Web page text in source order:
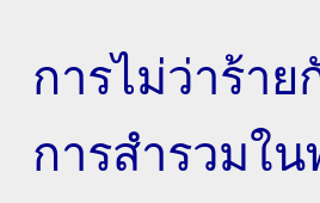
การไม่ว่าร้า
การสำรวมใ